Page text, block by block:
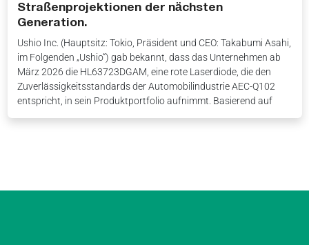
Straßenprojektionen der nächsten
Generation.
Ushio Inc. (Hauptsitz: Tokio, Präsident und CEO: Takabumi Asahi,
im Folgenden „Ushio“) gab bekannt, dass das Unternehmen ab
März 2026 die HL63723DGAM, eine rote Laserdiode, die den
Zuverlässigkeitsstandards der Automobilindustrie AEC-Q102
entspricht, in sein Produktportfolio aufnimmt. Basierend auf